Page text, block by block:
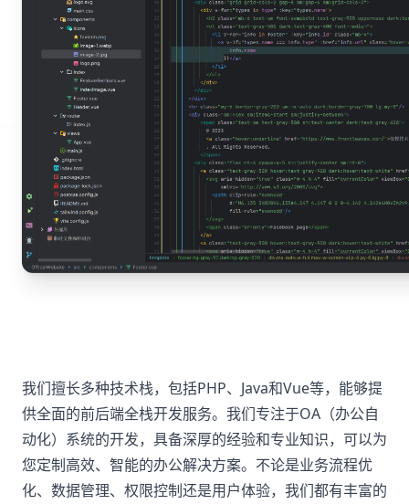
我们擅长多种技术栈，包括PHP、Java和Vue等，能够提
供全面的前后端全栈开发服务。我们专注于OA（办公自
动化）系统的开发，具备深厚的经验和专业知识，可以为
您定制高效、智能的办公解决方案。不论是业务流程优
化、数据管理、权限控制还是用户体验，我们都有丰富的